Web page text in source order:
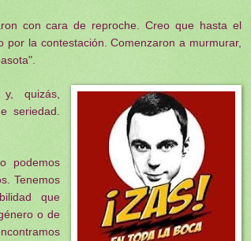
con cara de reproche. Creo que hasta el
la contestación. Comenzaron a murmurar,
quizás,
seriedad.
podemos
Tenemos
que
o de